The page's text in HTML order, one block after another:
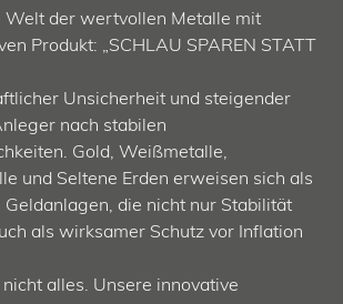
Welt der wertvollen Metalle mit
Produkt: „SCHLAU SPAREN STATT
Unsicherheit und steigender
nach stabilen
Gold, Weißmetalle,
und Seltene Erden erweisen sich als
die nicht nur Stabilität
als wirksamer Schutz vor Inflation
alles. Unsere innovative